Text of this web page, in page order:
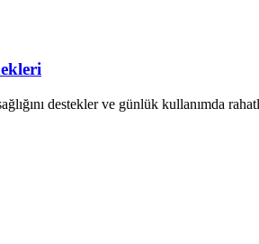
destekler ve günlük kullanımda